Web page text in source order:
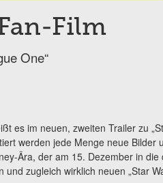
Film
One“
es im neuen, zweiten Trailer zu
werden jede Menge neue Bilder
Ära, der am 15. Dezember in die
zugleich wirklich neuen „Star